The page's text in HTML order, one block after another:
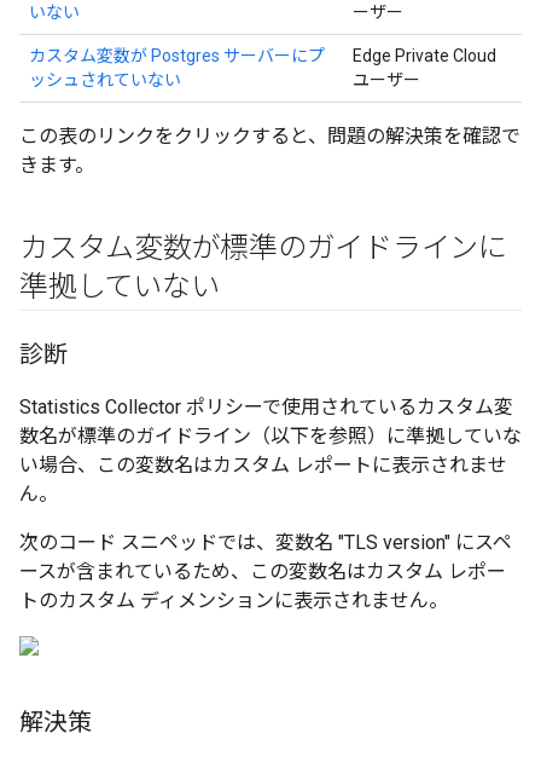
いない
ーザー
カスタム変数が Postgres サーバーにプ
ッシュされていない
Edge Private Cloud
ユーザー
この表のリンクをクリックすると、問題の解決策を確認で
きます。
カスタム変数が標準のガイドラインに
準拠していない
診断
Statistics Collector ポリシーで使用されているカスタム変
数名が標準のガイドライン（以下を参照）に準拠していな
い場合、この変数名はカスタム レポートに表示されませ
ん。
次のコード スニペッドでは、変数名 "TLS version" にスペ
ースが含まれているため、この変数名はカスタム レポー
トのカスタム ディメンションに表示されません。
解決策